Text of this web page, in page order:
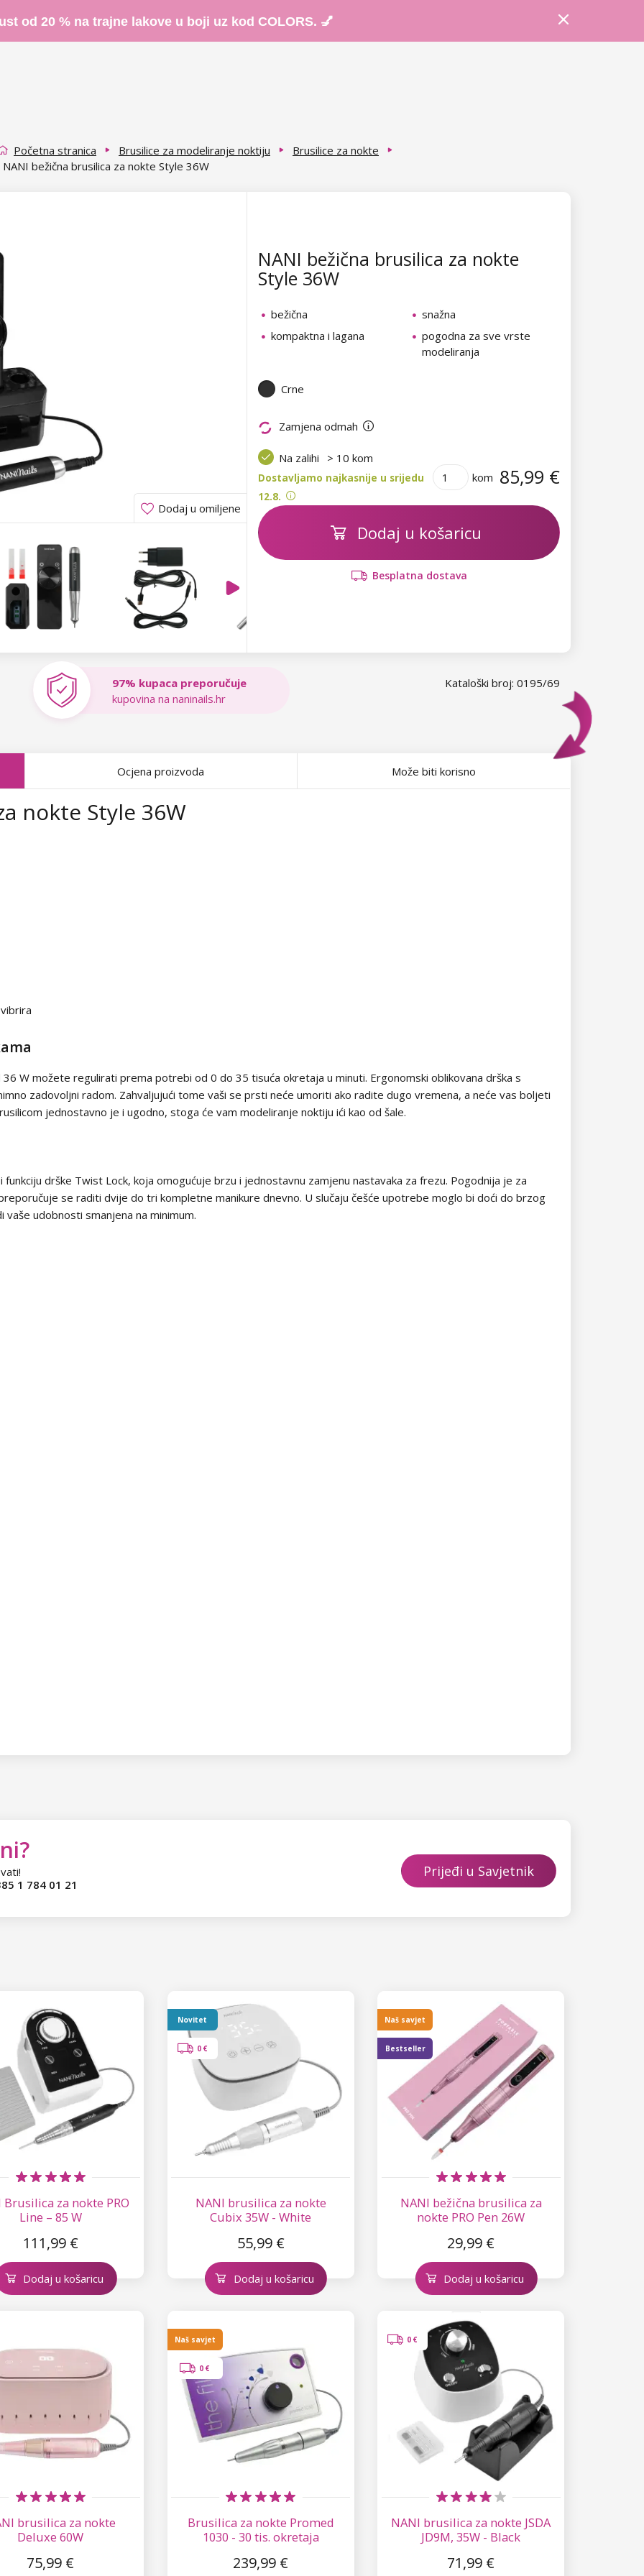
od 20 % na trajne lakove u boji uz kod COLORS. 💅
Početna stranica Brusilice za modeliranje noktiju
Brusilice za nokte
NANI bežična brusilica za nokte Style 36W
Dodaj u omiljene
NANI bežična brusilica za nokte
Style 36W
bežična
snažna
kompaktna i lagana
pogodna za sve vrste
modeliranja
Crne
Zamjena odmah
Na zalihi > 10 kom
Dostavljamo najkasnije u srijedu
12.8.
kom 85,99 €
Dodaj u košaricu
Besplatna dostava
Kataloški broj: 0195/69
97% kupaca preporučuje
kupovina na naninails.hr
nokte Style 36W
W možete regulirati prema potrebi od 0 do 35 tisuća okretaja u minuti. Ergonomski oblikovana drška s
zadovoljni radom. Zahvaljujući tome vaši se prsti neće umoriti ako radite dugo vremena, a neće vas boljeti
jednostavno je i ugodno, stoga će vam modeliranje noktiju ići kao od šale.
drške Twist Lock, koja omogućuje brzu i jednostavnu zamjenu nastavaka za frezu. Pogodnija je za
se raditi dvije do tri kompletne manikure dnevno. U slučaju češće upotrebe moglo bi doći do brzog
udobnosti smanjena na minimum.
Ocjena proizvoda Može biti korisno
1 784 01 21
Prijeđi u Savjetnik
Brusilica za nokte PRO
Line – 85 W
111,99 €
Dodaj u košaricu
NANI brusilica za nokte
Cubix 35W - White
55,99 €
Novitet
0 €
Dodaj u košaricu
NANI bežična brusilica za
nokte PRO Pen 26W
29,99 €
Naš savjet
Bestseller
Dodaj u košaricu
brusilica za nokte
Deluxe 60W
75,99 €
Brusilica za nokte Promed
1030 - 30 tis. okretaja
239,99 €
Naš savjet
0 €
NANI brusilica za nokte JSDA
JD9M, 35W - Black
71,99 €
0 €